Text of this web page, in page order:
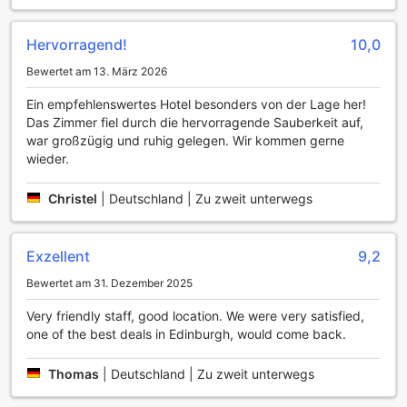
kreativen Cocktails und lokalen Bieren wählen, während Sie
die entspannte Stimmung genießen.
Die Bar ist der perfekte Ort, um nach einem Tag voller
Erkundungen in Edinburgh zu entspannen. Regelmäßig
finden hier auch Veranstaltungen statt, die das Nachtleben
der Stadt bereichern. Ob Live-Musik, Themenabende oder
einfach nur gesellige Runden mit anderen Gästen – die Bar
im The Place bietet eine Vielzahl von Möglichkeiten, um
den Abend unterhaltsam zu gestalten. Lassen Sie sich von
der lebhaften Atmosphäre mitreißen und genießen Sie
unvergessliche Momente in dieser charmanten Unterkunft.
Sporteinrichtungen im The Place Edinburgh
erstklassiger Sporteinrichtungen, die sowohl Entspannung
als auch Aktivität bieten. Der hauseigene Golfplatz ist ein
wahres Paradies für Golfenthusiasten. Mit malerischen
Ausblicken auf die schottische Landschaft und einem
anspruchsvollen Layout, das sowohl Anfänger als auch
erfahrene Spieler herausfordert, können Gäste hier ihre
Golffähigkeiten auf die Probe stellen und gleichzeitig die
Hervorragend! 10,0
Bewertet am 13. März 2026
Ein empfehlenswertes Hotel besonders von der Lage her!
Das Zimmer fiel durch die hervorragende Sauberkeit auf,
war großzügig und ruhig gelegen. Wir kommen gerne
wieder.
Christel Deutschland | Zu zweit unterwegs
Exzellent 9,2
Bewertet am 31. Dezember 2025
Very friendly staff, good location. We were very satisfied,
one of the best deals in Edinburgh, would come back.
Thomas Deutschland | Zu zweit unterwegs